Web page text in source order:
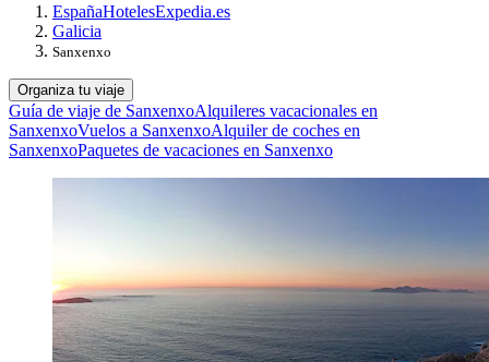
EspañaHotelesExpedia.es
Galicia
Sanxenxo
Organiza tu viaje
Guía de viaje de SanxenxoAlquileres vacacionales en
SanxenxoVuelos a SanxenxoAlquiler de coches en
SanxenxoPaquetes de vacaciones en Sanxenxo